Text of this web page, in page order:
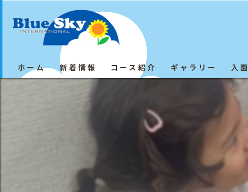
ホーム 新着情報 コース紹介 ギャラリー 入